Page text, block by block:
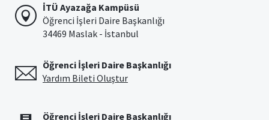
İTÜ Ayazağa Kampüsü
Öğrenci İşleri Daire Başkanlığı
34469 Maslak - İstanbul
Öğrenci İşleri Daire Başkanlığı
Yardım Bileti Oluştur
Öğrenci İşleri Daire Başkanlığı